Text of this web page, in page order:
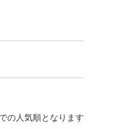
の人気順となります